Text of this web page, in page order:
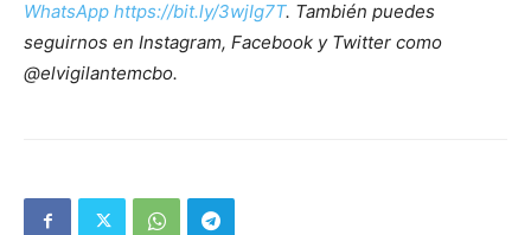
WhatsApp https://bit.ly/3wjIg7T. También puedes
seguirnos en Instagram, Facebook y Twitter como
@elvigilantemcbo.